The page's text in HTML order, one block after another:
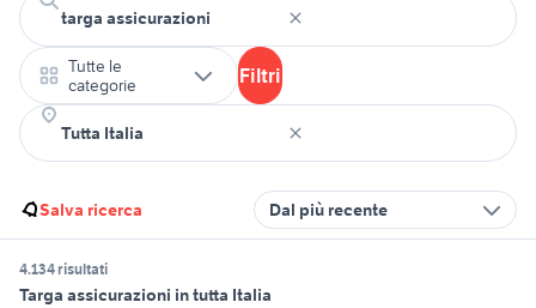
Tutte le
categorie
Filtri
Salva ricerca Dal più recente
4.134 risultati
Targa assicurazioni in tutta Italia